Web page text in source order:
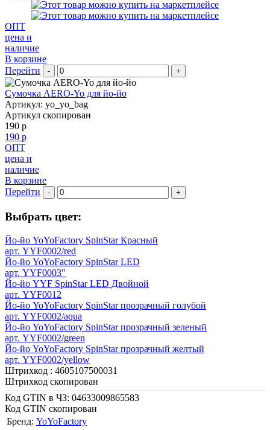
ОПТ
цена и
наличие
В корзине
Перейти
- +
Сумочка AERO-Yo для йо-йо
Артикул: yo_yo_bag
Артикул скопирован
190 р
190 р
ОПТ
цена и
наличие
В корзине
Перейти
- +
Выбрать цвет:
Йо-йо YoYoFactory SpinStar Красный
арт. YYF0002/red
Йо-йо YoYoFactory SpinStar LED
арт. YYF0003"
Йо-йо YYF SpinStar LED Двойной
арт. YYF0012
Йо-йо YoYoFactory SpinStar прозрачный голубой
арт. YYF0002/aqua
Йо-йо YoYoFactory SpinStar прозрачный зеленый
арт. YYF0002/green
Йо-йо YoYoFactory SpinStar прозрачный желтый
арт. YYF0002/yellow
Штрихкод : 4605107500031
Штрихкод скопирован
Код GTIN в ЧЗ: 04633009865583
Код GTIN скопирован
Бренд: YoYoFactory